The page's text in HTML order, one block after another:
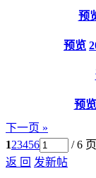
预
预览
预览
下一页 »
123456 / 6 页
返 回 发新帖